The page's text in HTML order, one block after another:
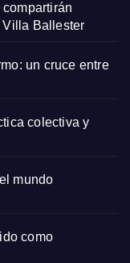
Ballester
un cruce entre
colectiva y
mundo
como